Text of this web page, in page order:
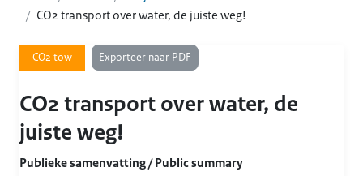
CO2 transport over water, de juiste weg!
CO2 tow Exporteer naar PDF
CO2 transport over water, de
juiste weg!
Publieke samenvatting / Public summary